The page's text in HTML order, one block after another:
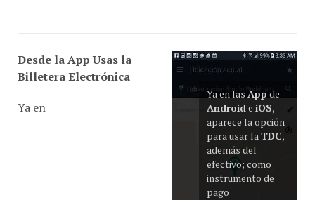
Ya en lasAppde
Androide iOS,
aparece la opción
para usar laTDC,
además del
efectivo; como
instrumento de
pago
Desde la App Usas la
Billetera Electrónica
Ya en